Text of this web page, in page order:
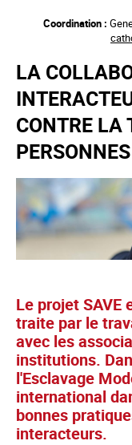
principal
Coordination :
LA
CONTRE LA
PERSONNES
Le projet SAVE
traite par le
avec les
institutions.
l'Esclavage
international
bonnes
interacteurs.